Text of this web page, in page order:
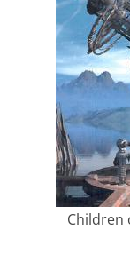
Children